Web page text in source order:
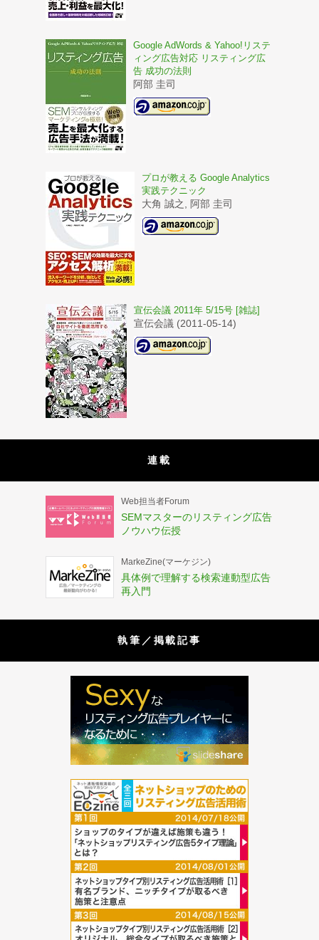
Google AdWords & Yahoo!リステ
ィング広告対応 リスティング広
告 成功の法則
阿部 圭司
プロが教える Google Analytics
実践テクニック
大角 誠之, 阿部 圭司
宣伝会議 2011年 5/15号 [雑誌]
宣伝会議 (2011-05-14)
連載
Web担当者Forum
SEMマスターのリスティング広告
ノウハウ伝授
MarkeZine(マーケジン)
具体例で理解する検索連動型広告
再入門
執筆／掲載記事